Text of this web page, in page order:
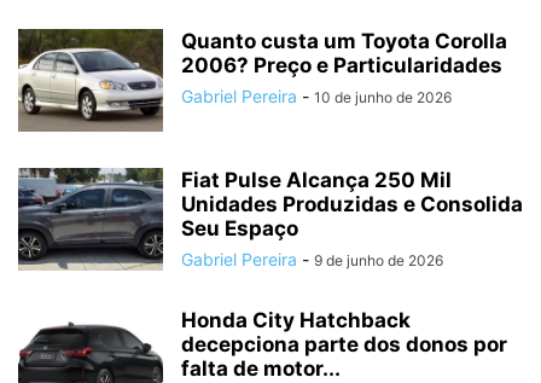
Quanto custa um Toyota Corolla
2006? Preço e Particularidades
Gabriel Pereira - 10 de junho de 2026
Fiat Pulse Alcança 250 Mil
Unidades Produzidas e Consolida
Seu Espaço
Gabriel Pereira - 9 de junho de 2026
Honda City Hatchback
decepciona parte dos donos por
falta de motor...